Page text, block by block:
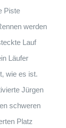
Piste
werden
Lauf
Läufer
wie es ist.
Jürgen
schweren
Platz